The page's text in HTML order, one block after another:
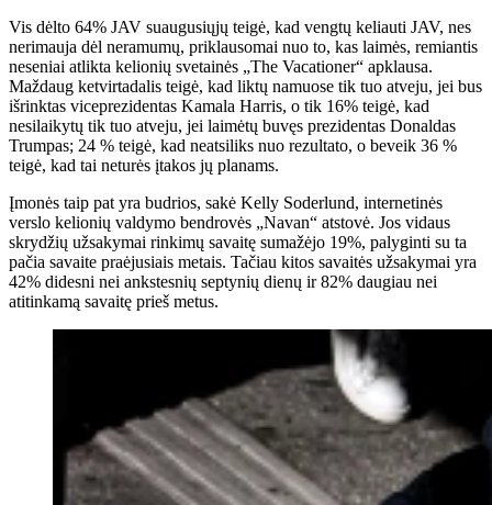
Vis dėlto 64% JAV suaugusiųjų teigė, kad vengtų keliauti JAV, nes
nerimauja dėl neramumų, priklausomai nuo to, kas laimės, remiantis
neseniai atlikta kelionių svetainės „The Vacationer“ apklausa.
Maždaug ketvirtadalis teigė, kad liktų namuose tik tuo atveju, jei bus
išrinktas viceprezidentas Kamala Harris, o tik 16% teigė, kad
nesilaikytų tik tuo atveju, jei laimėtų buvęs prezidentas Donaldas
Trumpas; 24 % teigė, kad neatsiliks nuo rezultato, o beveik 36 %
teigė, kad tai neturės įtakos jų planams.
Įmonės taip pat yra budrios, sakė Kelly Soderlund, internetinės
verslo kelionių valdymo bendrovės „Navan“ atstovė. Jos vidaus
skrydžių užsakymai rinkimų savaitę sumažėjo 19%, palyginti su ta
pačia savaite praėjusiais metais. Tačiau kitos savaitės užsakymai yra
42% didesni nei ankstesnių septynių dienų ir 82% daugiau nei
atitinkamą savaitę prieš metus.